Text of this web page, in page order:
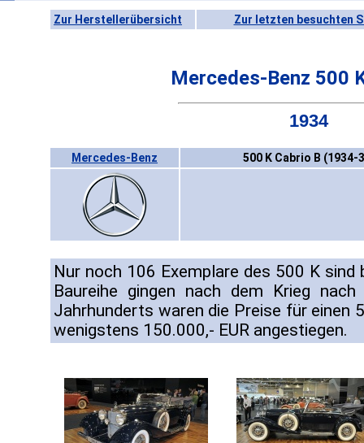
Zur Herstellerübersicht Zur letzten besuchten
Mercedes-Benz 500
1934
Mercedes-Benz 500 K Cabrio B (1934-
Nur noch 106 Exemplare des 500 K sind
Baureihe gingen nach dem Krieg
Jahrhunderts waren die Preise für einen
wenigstens 150.000,- EUR angestiegen.